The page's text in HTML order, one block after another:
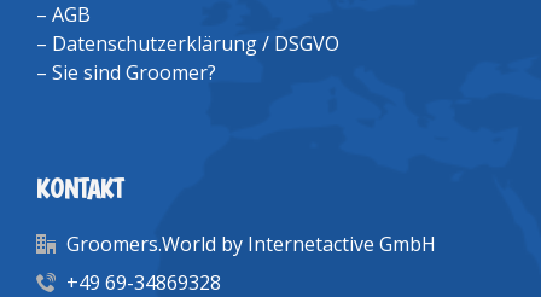
– AGB
– Datenschutzerklärung / DSGVO
– Sie sind Groomer?
KONTAKT
Groomers.World by Internetactive GmbH
+49 69-34869328